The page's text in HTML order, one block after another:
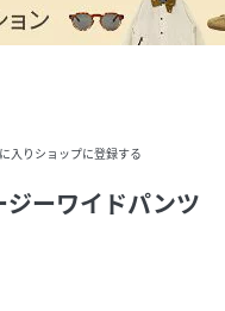
入りショップに登録する
ーワイドパンツ